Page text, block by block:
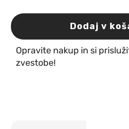
igrača
za
male
živali
kocke
Dodaj v
Opravite nakup in si
zvestobe!